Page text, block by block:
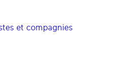
et compagnies